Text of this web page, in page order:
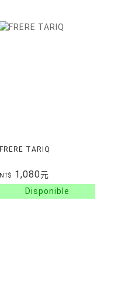
FRERE TARIQ
NT$ 1,080元